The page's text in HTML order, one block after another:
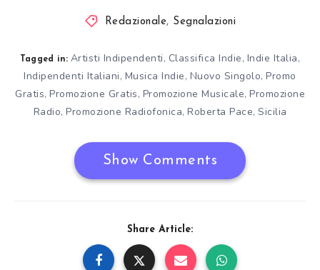
Redazionale, Segnalazioni
Tagged in: Artisti Indipendenti, Classifica Indie, Indie Italia,
Indipendenti Italiani, Musica Indie, Nuovo Singolo,Promo
Gratis, Promozione Gratis, Promozione Musicale, Promozione
Radio, Promozione Radiofonica, Roberta Pace, Sicilia
Show Comments
Share Article: